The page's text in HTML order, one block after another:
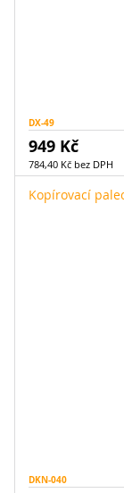
DX-49
949 Kč
784,40 Kč bez DPH
Kopírovací
DKN-040